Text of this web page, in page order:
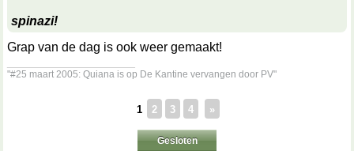
spinazi!
Grap van de dag is ook weer gemaakt!
"#25 maart 2005: Quiana is op De Kantine vervangen door PV"
1 2 3 4 »
Gesloten